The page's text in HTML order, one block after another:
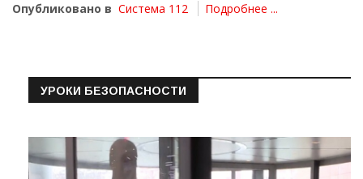
Опубликовано в Система 112 Подробнее ...
УРОКИ БЕЗОПАСНОСТИ